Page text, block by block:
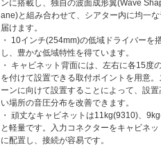
ンに搭載し、独自の波面成形翼(Wave
ane)と組み合わせて、シアター内に均一
届けます。
・ 10インチ(254mm)の低域ドライバーを
し、豊かな低域特性を得ています。
・ キャビネット背面には、左右に各15度
を付けて設置できる取付ポイントを用意。
ーンに向けて設置することによって、設置
い場所の音圧分布を改善できます。
・ 頑丈なキャビネットは11kg(9310)、
と軽量です。入力コネクターをキャビネッ
に配置し、接続が容易です。